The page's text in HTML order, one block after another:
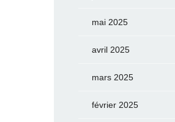
mai 2025
avril 2025
mars 2025
février 2025